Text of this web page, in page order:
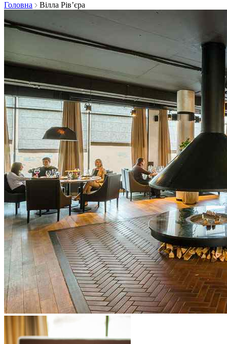
Головна Вілла Рів’єра